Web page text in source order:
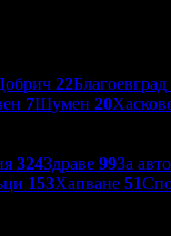
22Благоевград
7Шумен 20
324Здраве 99За
153Хапване 51